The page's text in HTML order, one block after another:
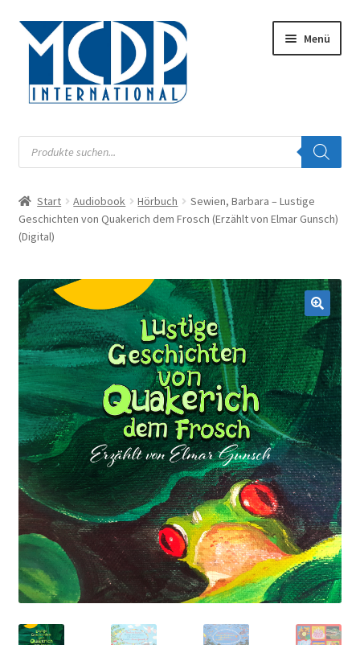
Zur
Navigation
Zum
Inhalt
Menü
Digital
Audiobook
öffnen
Musiknoten
öffnen
Buch
E-Book
Journal
Accessoire
Checkout Kasse
My Account
Über uns
AGB
Products
search
Start Audiobook Hörbuch
Sewien, Barbara – Lustige
Geschichten von Quakerich dem Frosch (Erzählt von Elmar Gunsch)
(Digital)